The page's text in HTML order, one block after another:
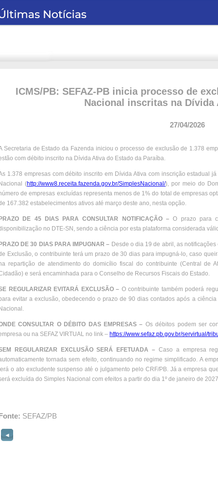
ICMS/PB: SEFAZ-PB inicia processo de
Nacional inscritas na Dívida
27/04/2026
Secretaria de Estado da Fazenda iniciou o processo de exclusão de 1.378
com débito inscrito na Dívida Ativa do Estado da Paraíba.
1.378 empresas com débito inscrito em Dívida Ativa com inscrição estadual
(http://www8.receita.fazenda.gov.br/SimplesNacional/), por meio do
de empresas excluídas representa menos de 1% do total de empresas
167.382 estabelecimentos ativos até março deste ano, nesta opção.
DE 45 DIAS PARA CONSULTAR NOTIFICAÇÃO –O prazo para
no DTE-SN, sendo a ciência por esta plataforma considerada
DE 30 DIAS PARA IMPUGNAR – Desde o dia 19 de abril, as
Exclusão, o contribuinte terá um prazo de 30 dias para impugná-lo, caso
repartição de atendimento do domicílio fiscal do contribuinte (Central de
e será encaminhada para o Conselho de Recursos Fiscais do Estado.
REGULARIZAR EVITARÁ EXCLUSÃO – O contribuinte também poderá
evitar a exclusão, obedecendo o prazo de 90 dias contados após a
CONSULTAR O DÉBITO DAS EMPRESAS – Os débitos podem ser
ou na SEFAZ VIRTUAL no link – https://www.sefaz.pb.gov.br/servirtual/
REGULARIZAR EXCLUSÃO SERÁ EFETUADA – Caso a empresa
tornada sem efeito, continuando no regime simplificado. A
o ato excludente suspenso até o julgamento pelo CRF/PB. Já a empresa
excluída do Simples Nacional com efeitos a partir do dia 1º de janeiro de
SEFAZ/PB
◄